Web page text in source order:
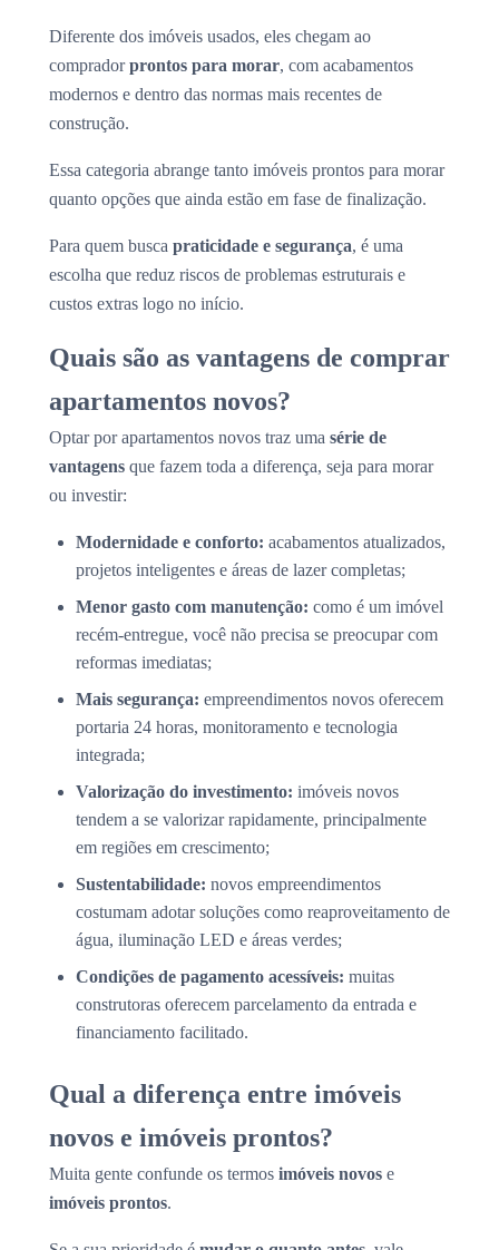
Diferente dos imóveis usados, eles chegam ao
compradorprontos para morar, com acabamentos
modernos e dentro das normas mais recentes de
construção.
Essa categoria abrange tanto imóveis prontos para morar
quanto opções que ainda estão em fase de finalização.
Para quem busca praticidade e segurança, é uma
escolha que reduz riscos de problemas estruturais e
custos extras logo no início.
Quais são as vantagens de comprar
apartamentos novos?
Optar por apartamentos novos traz uma série de
vantagens que fazem toda a diferença, seja para morar
ou investir:
Modernidade e conforto: acabamentos atualizados,
projetos inteligentes e áreas de lazer completas;
Menor gasto com manutenção: como é um imóvel
recém-entregue, você não precisa se preocupar com
reformas imediatas;
Mais segurança: empreendimentos novos oferecem
portaria 24 horas, monitoramento e tecnologia
integrada;
Valorização do investimento: imóveis novos
tendem a se valorizar rapidamente, principalmente
em regiões em crescimento;
Sustentabilidade: novos empreendimentos
costumam adotar soluções como reaproveitamento de
água, iluminação LED e áreas verdes;
Condições de pagamento acessíveis: muitas
construtoras oferecem parcelamento da entrada e
financiamento facilitado.
Qual a diferença entre imóveis
novos e imóveis prontos?
Muita gente confunde os termos imóveis novos e
imóveis prontos.